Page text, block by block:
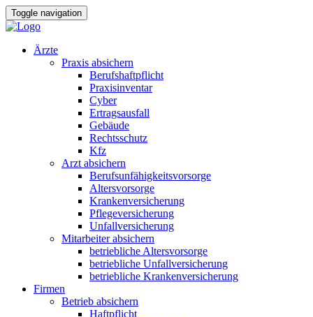
Toggle navigation
Ärzte
Praxis absichern
Berufshaftpflicht
Praxisinventar
Cyber
Ertragsausfall
Gebäude
Rechtsschutz
Kfz
Arzt absichern
Berufsunfähigkeitsvorsorge
Altersvorsorge
Krankenversicherung
Pflegeversicherung
Unfallversicherung
Mitarbeiter absichern
betriebliche Altersvorsorge
betriebliche Unfallversicherung
betriebliche Krankenversicherung
Firmen
Betrieb absichern
Haftpflicht